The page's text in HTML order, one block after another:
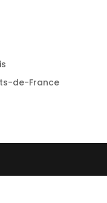
de-France